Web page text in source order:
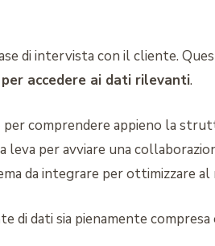
di intervista con il cliente.
accedere ai dati rilevanti.
comprendere appieno la
per avviare una
da integrare per ottimizzare
dati sia pienamente compresa